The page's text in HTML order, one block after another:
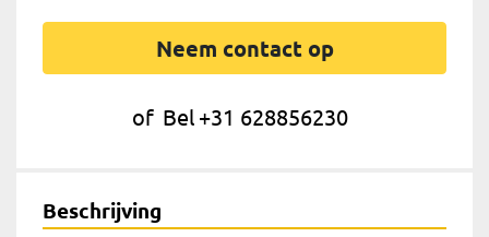
Neem contact op
of Bel +31 628856230
Beschrijving